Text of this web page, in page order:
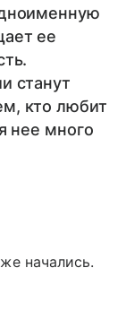
ее
станут
кто любит
нее много
начались.